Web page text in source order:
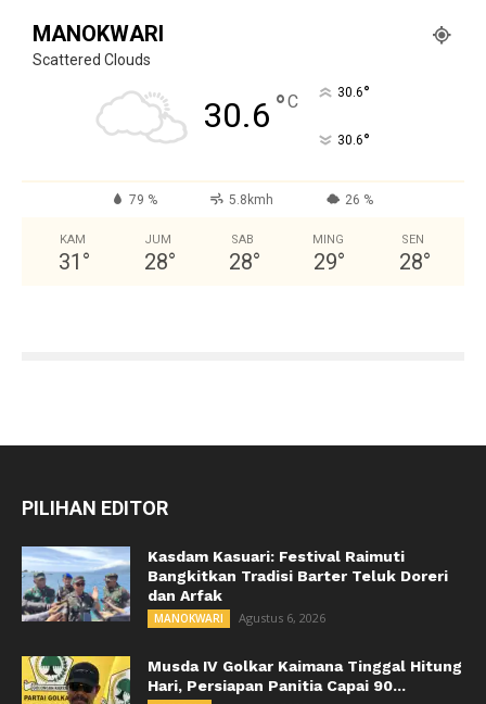
MANOKWARI
Scattered Clouds
30.6 °C 30.6°
30.6°
79 % 5.8kmh 26 %
KAM
31 °
JUM
28°
SAB
28°
MING
29°
SEN
28°
PILIHAN EDITOR
Kasdam Kasuari: Festival Raimuti
Bangkitkan Tradisi Barter Teluk Doreri
dan Arfak
MANOKWARI Agustus 6, 2026
Musda IV Golkar Kaimana Tinggal Hitung
Hari, Persiapan Panitia Capai 90...